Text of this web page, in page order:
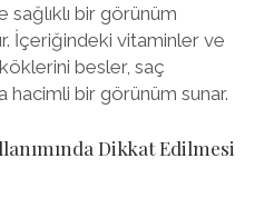
sağlıklı bir görünüm
İçeriğindeki vitaminler ve
besler, saç
hacimli bir görünüm sunar.
Dikkat Edilmesi